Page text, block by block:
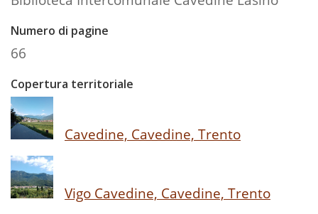
Numero di pagine
66
Copertura territoriale
Cavedine, Cavedine, Trento
Vigo Cavedine, Cavedine, Trento